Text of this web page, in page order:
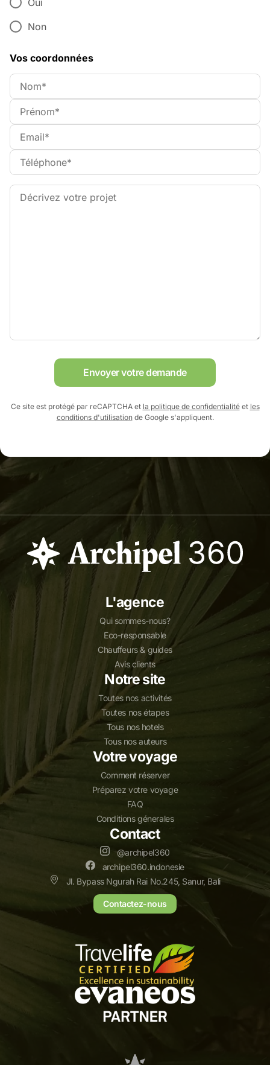
Non
Vos coordonnées
Envoyer votre demande
Ce site est protégé par reCAPTCHA et la politique de confidentialitéet les
conditions d'utilisationde Google s'appliquent.
L'agence
Qui sommes-nous?
Eco-responsable
Chauffeurs & guides
Avis clients
Notre site
Toutes nos activités
Toutes nos étapes
Tous nos hotels
Tous nos auteurs
Votre voyage
Comment réserver
Préparez votre voyage
FAQ
Conditions génerales
Contact
@archipel360
archipel360.indonesie
Jl. Bypass Ngurah Rai No.245, Sanur, Bali
Contactez-nous